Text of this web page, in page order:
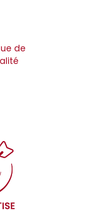
de